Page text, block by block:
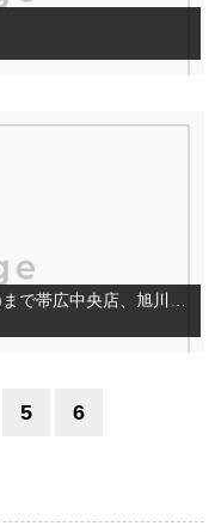
社員研修につき、6月20日(金)～23日(月)まで帯広中央店、旭川店を臨時休業とさせて頂きます。
5 6